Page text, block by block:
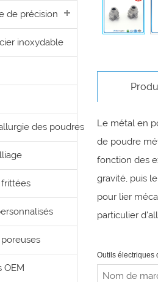
de précision
inoxydable
des poudres
OEM
Le métal en
de poudre
fonction des
gravité, puis
pour lier
particulier
Outils électriques
Nom de